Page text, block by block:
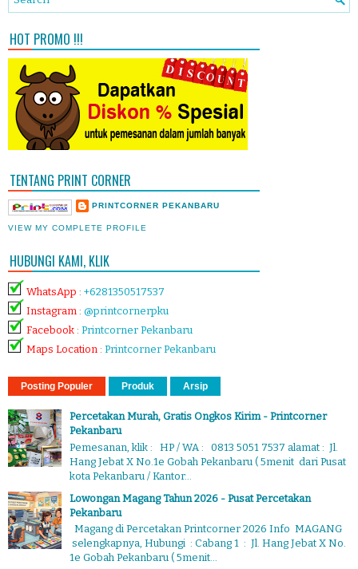
HOT PROMO !!!
TENTANG PRINT CORNER
PRINTCORNER PEKANBARU
VIEW MY COMPLETE PROFILE
HUBUNGI KAMI, KLIK
WhatsApp : +6281350517537
Instagram : @printcornerpku
Facebook : Printcorner Pekanbaru
Maps Location : Printcorner Pekanbaru
Posting Populer Produk Arsip
Percetakan Murah, Gratis Ongkos Kirim - Printcorner
Pekanbaru
Pemesanan, klik : HP / WA : 0813 5051 7537 alamat : Jl.
Hang Jebat X No.1e Gobah Pekanbaru ( 5menit dari Pusat
kota Pekanbaru / Kantor...
Lowongan Magang Tahun 2026 - Pusat Percetakan
Pekanbaru
Magang di Percetakan Printcorner 2026 Info MAGANG
selengkapnya, Hubungi : Cabang 1 : Jl. Hang Jebat X No.
1e Gobah Pekanbaru ( 5menit...